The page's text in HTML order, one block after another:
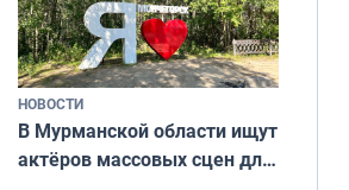
НОВОСТИ
В Мурманской области ищут
актёров массовых сцен для